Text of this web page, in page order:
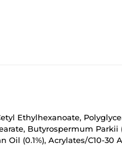
Ethylhexanoate,
Butyrospermum Parkii
(0.1%), Acrylates/C10-30